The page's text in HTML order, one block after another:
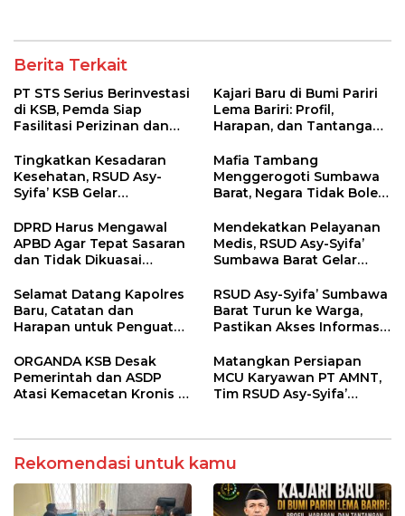
Berita Terkait
PT STS Serius Berinvestasi
di KSB, Pemda Siap
Fasilitasi Perizinan dan
Regulasi
Kajari Baru di Bumi Pariri
Lema Bariri: Profil,
Harapan, dan Tantangan
Tingkatkan Kesadaran
Kesehatan, RSUD Asy-
Syifa’ KSB Gelar
Melitus pada Lansia
Mafia Tambang
Menggerogoti Sumbawa
Barat, Negara Tidak Boleh
hingga WNA
DPRD Harus Mengawal
APBD Agar Tepat Sasaran
dan Tidak Dikuasai
Tertentu
Mendekatkan Pelayanan
Medis, RSUD Asy-Syifa’
Sumbawa Barat Gelar
Kesehatan di Taliwang
Selamat Datang Kapolres
Baru, Catatan dan
Harapan untuk Penguatan
RSUD Asy-Syifa’ Sumbawa
Barat Turun ke Warga,
Pastikan Akses Informasi
ORGANDA KSB Desak
Pemerintah dan ASDP
Atasi Kemacetan Kronis di
Matangkan Persiapan
MCU Karyawan PT AMNT,
Tim RSUD Asy-Syifa’
Rekomendasi untuk kamu